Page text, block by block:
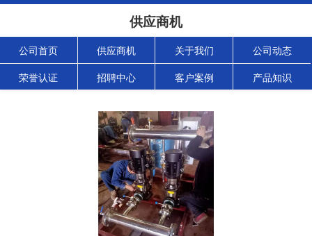
供应商机
公司首页 供应商机 关于我们 公司动态
荣誉认证 招聘中心 客户案例 产品知识